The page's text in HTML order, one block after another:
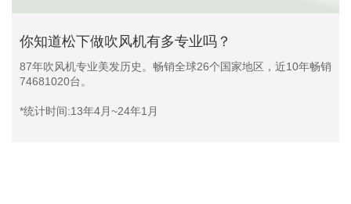
你知道松下做吹风机有多专业吗？
87年吹风机专业美发历史。畅销全球26个国家地区，近10年畅销
74681020台。
*统计时间:13年4月~24年1月